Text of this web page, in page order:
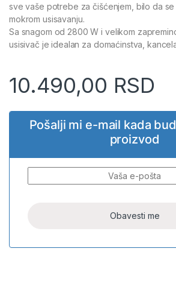
sve vaše potrebe za čišćenjem, bilo da se
mokrom usisavanju.
Sa snagom od 2800 W i velikom
usisivač je idealan za domaćinstva,
10.490,00 RSD
Pošalji mi e-mail kada
proizvod